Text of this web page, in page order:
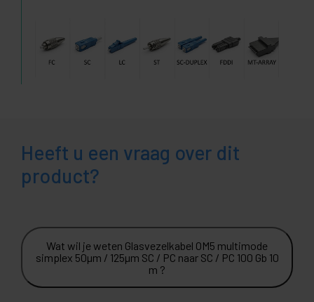
Heeft u een vraag over dit
product?
Wat wil je weten Glasvezelkabel OM5 multimode
simplex 50µm / 125µm SC / PC naar SC / PC 100 Gb 10
m ?